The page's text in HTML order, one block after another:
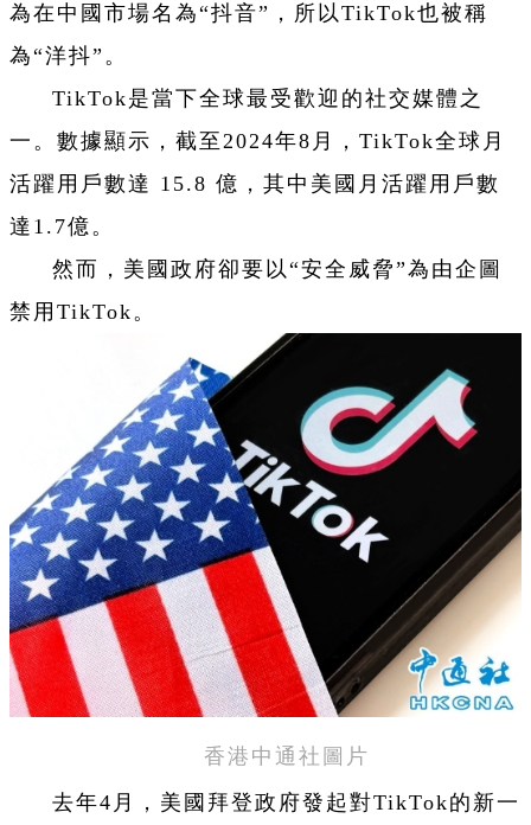
為在中國市場名為“抖音”，所以TikTok也被稱
為“洋抖”。
TikTok是當下全球最受歡迎的社交媒體之
一。數據顯示，截至2024年8月，TikTok全球月
活躍用戶數達 15.8 億，其中美國月活躍用戶數
達1.7億。
然而，美國政府卻要以“安全威脅”為由企圖
禁用TikTok。
香港中通社圖片
去年4月，美國拜登政府發起對TikTok的新一